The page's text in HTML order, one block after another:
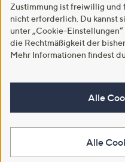
Zustimmung ist freiwillig und
nicht erforderlich. Du kannst
unter „Cookie-
die Rechtmäßigkeit der
Mehr Informationen findest
Alle
Alle